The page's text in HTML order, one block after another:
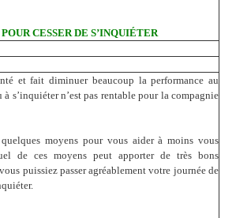
CESSER DE S’INQUIÉTER
et fait diminuer beaucoup la performance au
s’inquiéter n’est pas rentable pour la compagnie
moyens pour vous aider à moins vous
de ces moyens peut apporter de très bons
puissiez passer agréablement votre journée de